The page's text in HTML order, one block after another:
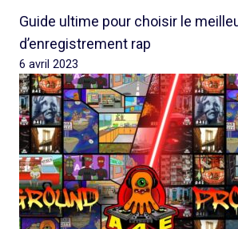
Guide ultime pour choisir le
d’enregistrement rap
6 avril 2023